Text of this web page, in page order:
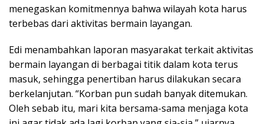
menegaskan komitmennya bahwa wilayah kota harus
terbebas dari aktivitas bermain layangan.
Edi menambahkan laporan masyarakat terkait aktivitas
bermain layangan di berbagai titik dalam kota terus
masuk, sehingga penertiban harus dilakukan secara
berkelanjutan. “Korban pun sudah banyak ditemukan.
Oleh sebab itu, mari kita bersama-sama menjaga kota